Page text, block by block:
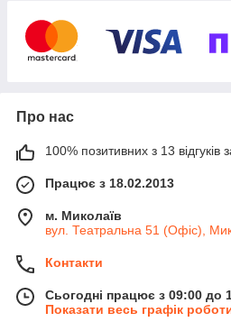
Покрівельні та фасадні
Сайдинг, фасадні панелі,
Masterplast, JUTA
REGENAU, HAURATON
Рулонні матеріали, що
Бітумна черепиця
IKO
TOMO plex
ПВХ і ТПО мембрани
ПолікарбонатUltraplast,
Про нас
100% позитивних з 13 відгуків
Працює з 18.02.2013
м. Миколаїв
вул. Театральна 51 (Офіс),
Контакти
Сьогодні працює з 09:00 до
Показати весь графік